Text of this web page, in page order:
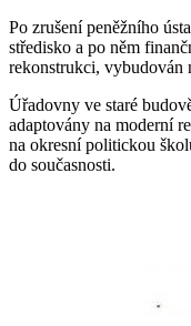
Po zrušení peněžního
středisko a po něm
rekonstrukci, vybudován
Úřadovny ve staré
adaptovány na moderní
na okresní politickou
do současnosti.